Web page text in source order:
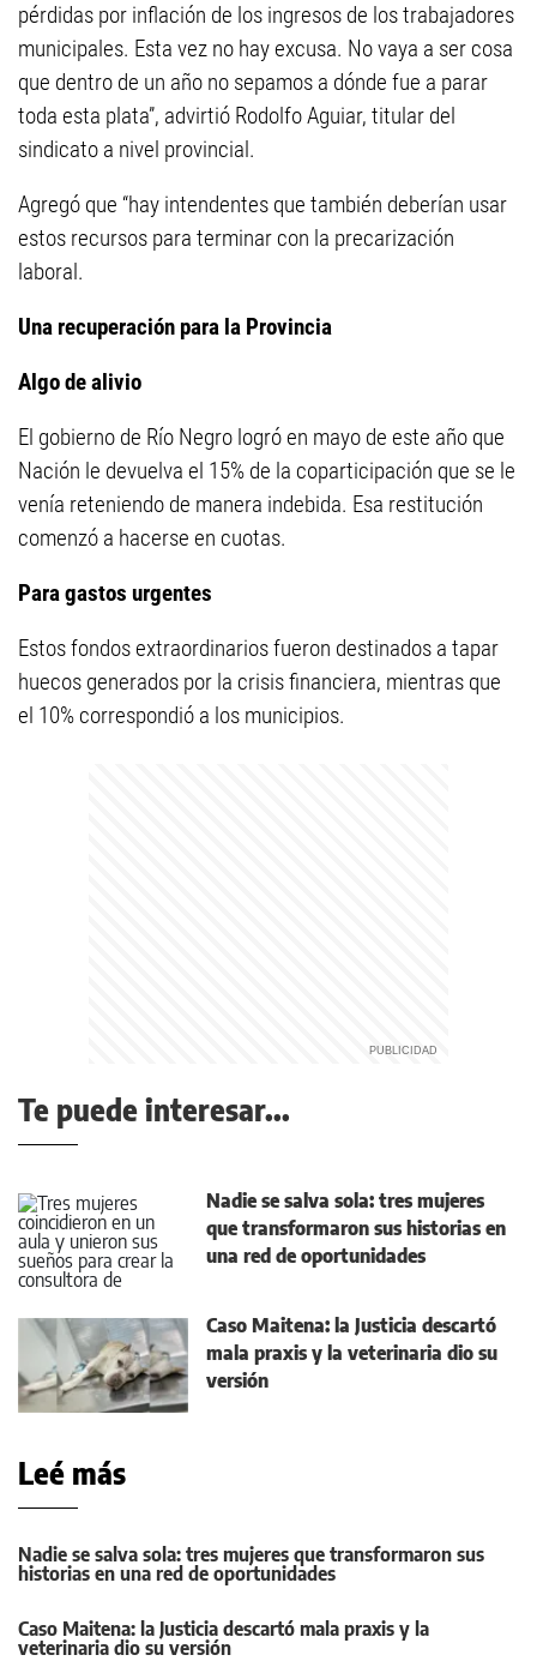
pérdidas por inflación de los ingresos de los trabajadores
municipales. Esta vez no hay excusa. No vaya a ser cosa
que dentro de un año no sepamos a dónde fue a parar
toda esta plata”, advirtió Rodolfo Aguiar, titular del
sindicato a nivel provincial.
Agregó que “hay intendentes que también deberían usar
estos recursos para terminar con la precarización
laboral.
Una recuperación para la Provincia
Algo de alivio
El gobierno de Río Negro logró en mayo de este año que
Nación le devuelva el 15% de la coparticipación que se le
venía reteniendo de manera indebida. Esa restitución
comenzó a hacerse en cuotas.
Para gastos urgentes
Estos fondos extraordinarios fueron destinados a tapar
huecos generados por la crisis financiera, mientras que
el 10% correspondió a los municipios.
Te puede interesar...
Nadie se salva sola: tres mujeres
que transformaron sus historias en
una red de oportunidades
Caso Maitena: la Justicia descartó
mala praxis y la veterinaria dio su
versión
Leé más
Nadie se salva sola: tres mujeres que transformaron sus
historias en una red de oportunidades
Caso Maitena: la Justicia descartó mala praxis y la
veterinaria dio su versión